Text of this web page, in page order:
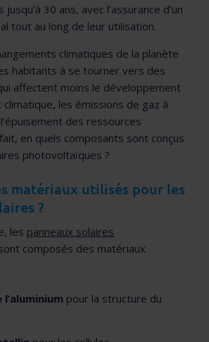
30 ans, avec l’assurance d’un
tout au long de leur utilisation.
climatiques de la planète
habitants à se tourner vers des
affectent moins le développement
les émissions de gaz à
des ressources
en quels composants sont conçus
photovoltaïques ?
matériaux utilisés pour les
?
les panneaux solaires
composés des matériaux
pour la structure du